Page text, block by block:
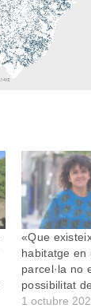
«Que
habitatge en
parcel·la no
possibilitat
1 octubre